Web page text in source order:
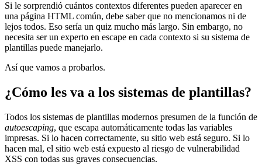
Si le sorprendió cuántos contextos diferentes pueden aparecer en
una página HTML común, debe saber que no mencionamos ni de
lejos todos. Eso sería un quiz mucho más largo. Sin embargo, no
necesita ser un experto en escape en cada contexto si su sistema de
plantillas puede manejarlo.
Así que vamos a probarlos.
¿Cómo les va a los sistemas de plantillas?
Todos los sistemas de plantillas modernos presumen de la función de
autoescaping, que escapa automáticamente todas las variables
impresas. Si lo hacen correctamente, su sitio web está seguro. Si lo
hacen mal, el sitio web está expuesto al riesgo de vulnerabilidad
XSS con todas sus graves consecuencias.